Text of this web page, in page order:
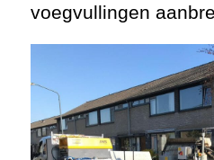
voegvullingen